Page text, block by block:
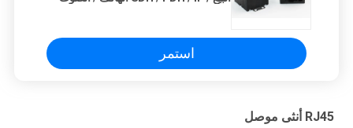
استمر
RJ45 أنثى موصل